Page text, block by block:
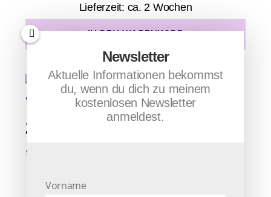
Lieferzeit: ca. 2 Wochen
IN DEN WARENKORB
Zuerst entsteht die Einheit in dir
„Selbst“
Newsletter
Aktuelle Informationen bekommst
du, wenn du dich zu meinem
kostenlosen Newsletter
anmeldest.
Vorname